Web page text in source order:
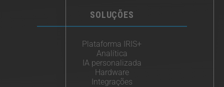
SOLUÇÕES
Plataforma IRIS+
Analítica
IA personalizada
Hardware
Integrações